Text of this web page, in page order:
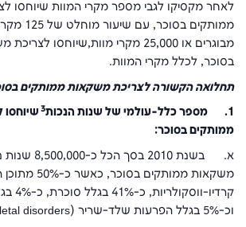
לאחר מקסיקו לגבי מספר מקרי המוות שיוחסו
מבוגרים או 25,000 מקרי מוות,שיוחסו
בסוכר, לכלל מקרי המוות.
תחלואה הקשורה לצריכת משקאות ממותקים
1.
מספר כלל-עולמי של שנות הנכות3
ממותקים בסוכר:
א. בשנת 2010
משקאות ממותקים
וכ-5% בגלל הפרעות שלד-שריר (
disorders